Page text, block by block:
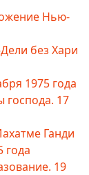
Нью-
без Хари
1975 года
господа. 17
Ганди
года
19